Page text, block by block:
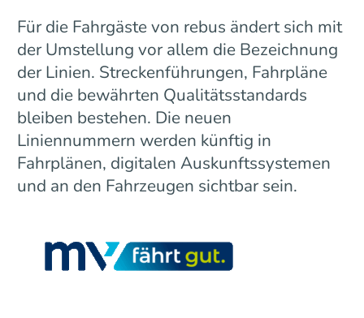
Für die Fahrgäste von rebus ändert sich mit
der Umstellung vor allem die Bezeichnung
der Linien. Streckenführungen, Fahrpläne
und die bewährten Qualitätsstandards
bleiben bestehen. Die neuen
Liniennummern werden künftig in
Fahrplänen, digitalen Auskunftssystemen
und an den Fahrzeugen sichtbar sein.